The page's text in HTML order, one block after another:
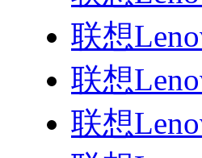
联想
联想
联想